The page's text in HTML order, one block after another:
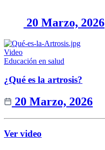
20 Marzo, 2026
Video
Educación en salud
¿Qué es la artrosis?
20 Marzo, 2026
Ver video